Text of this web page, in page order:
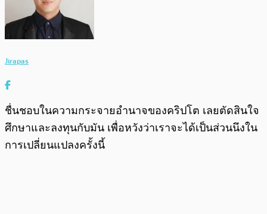
Jirapas
ชื่นชอบในความกระจายอำนาจของคริปโต เลยตัดสินใจ
ศึกษาและลงทุนกับมัน เพื่อหวังว่าเราจะได้เป็นส่วนนึงใน
การเปลี่ยนแปลงครั้งนี้